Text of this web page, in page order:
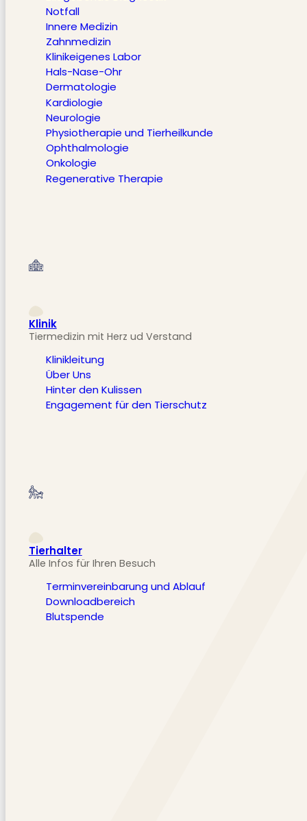
Notfall
Innere Medizin
Zahnmedizin
Klinikeigenes Labor
Hals-Nase-Ohr
Dermatologie
Kardiologie
Neurologie
Physiotherapie und Tierheilkunde
Ophthalmologie
Onkologie
Regenerative Therapie
Klinik
Tiermedizin mit Herz ud Verstand
Klinikleitung
Über Uns
Hinter den Kulissen
Engagement für den Tierschutz
Tierhalter
Alle Infos für Ihren Besuch
Terminvereinbarung und Ablauf
Downloadbereich
Blutspende